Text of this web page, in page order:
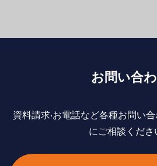
お問い合
資料請求‧お電話など各種お問い
にご相談くださ